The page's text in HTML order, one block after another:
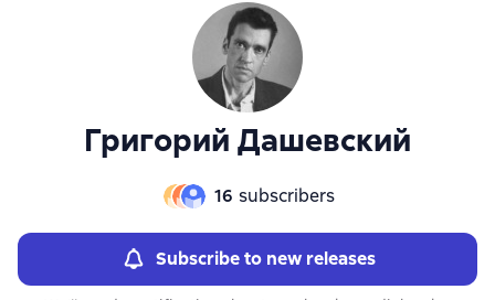
Григорий Дашевский
16 subscribers
Subscribe to new releases